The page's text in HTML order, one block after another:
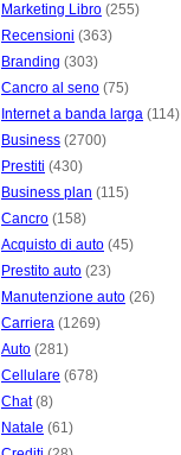
Marketing Libro (255)
Recensioni (363)
Branding (303)
Cancro al seno (75)
Internet a banda larga (114)
Business (2700)
Prestiti (430)
Business plan (115)
Cancro (158)
Acquisto di auto (45)
Prestito auto (23)
Manutenzione auto (26)
Carriera (1269)
Auto (281)
Cellulare (678)
Chat(8)
Natale (61)